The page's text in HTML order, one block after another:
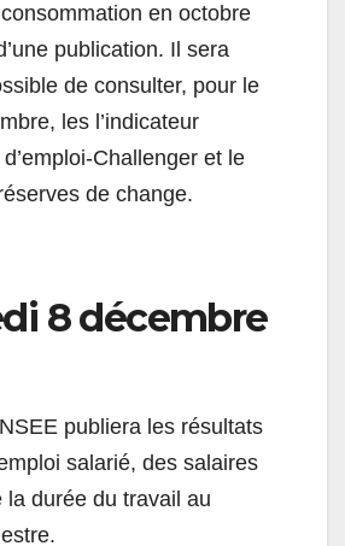
en octobre
publication. Il sera
de consulter, pour le
les l’indicateur
Challenger et le
de change.
8 décembre
publiera les résultats
salarié, des salaires
la durée du travail au